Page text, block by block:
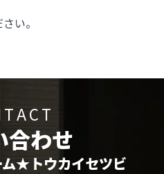
い。
合わせ
★トウカイセツビ